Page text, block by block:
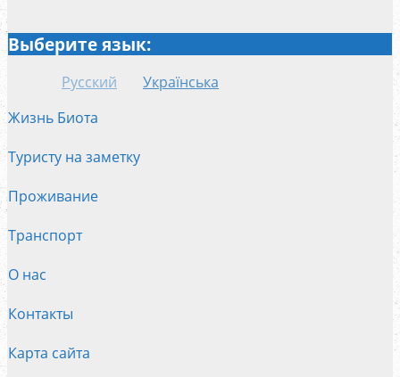
Выберите язык:
Русский
Українська
Жизнь Биота
Туристу на заметку
Проживание
Транспорт
О нас
Контакты
Карта сайта